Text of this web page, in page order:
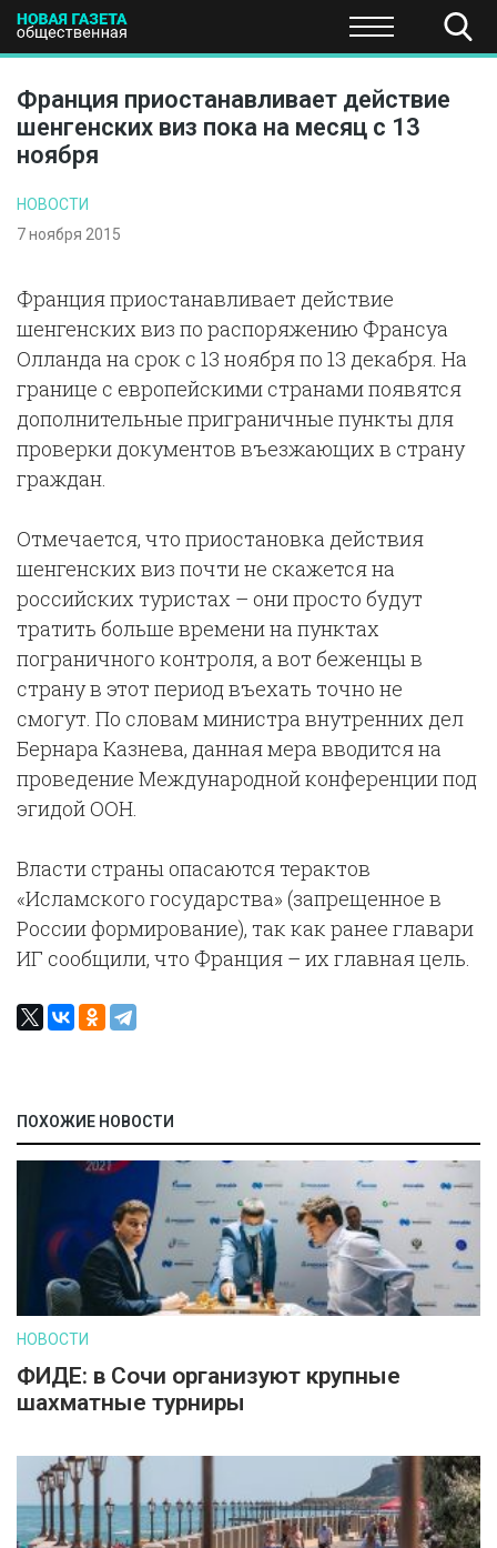
ПОЛИТИКА ЭКОНОМИКА НАУКА И
Франция приостанавливает действие
шенгенских виз пока на месяц с 13
ноября
НОВОСТИ
7 ноября 2015
Франция приостанавливает действие
шенгенских виз по распоряжению Франсуа
Олланда на срок с 13 ноября по 13 декабря. На
границе с европейскими странами появятся
дополнительные приграничные пункты для
проверки документов въезжающих в страну
граждан.
Отмечается, что приостановка действия
шенгенских виз почти не скажется на
российских туристах – они просто будут
тратить больше времени на пунктах
пограничного контроля, а вот беженцы в
страну в этот период въехать точно не
смогут. По словам министра внутренних дел
Бернара Казнева, данная мера вводится на
проведение Международной конференции под
эгидой ООН.
Власти страны опасаются терактов
«Исламского государства» (запрещенное в
России формирование), так как ранее главари
ИГ сообщили, что Франция – их главная цель.
ПОХОЖИЕ НОВОСТИ
НОВОСТИ
ФИДЕ: в Сочи организуют крупные
шахматные турниры